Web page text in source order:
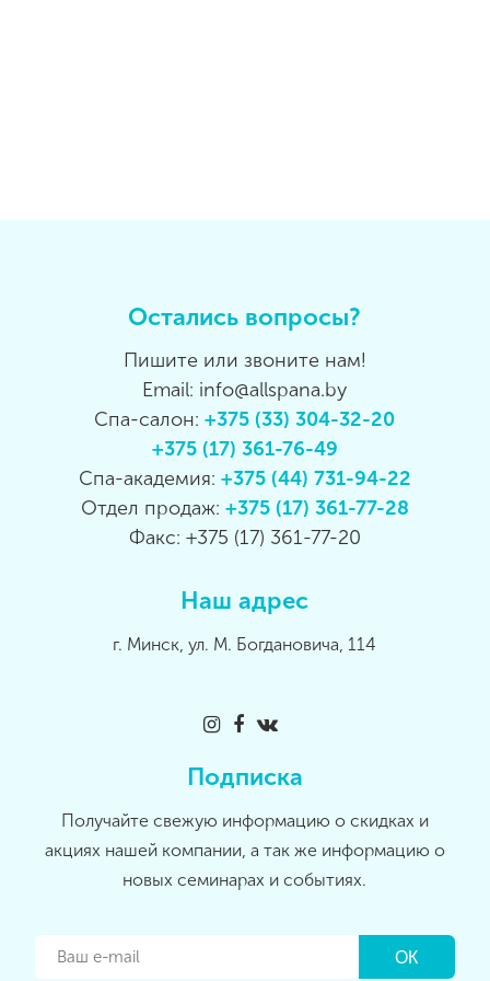
Остались вопросы?
Пишите или звоните нам!
Email: info@allspana.by
Спа-салон:+375 (33) 304-32-20
+375 (17) 361-76-49
Спа-академия: +375 (44) 731-94-22
Отдел продаж: +375 (17) 361-77-28
Факс: +375 (17) 361-77-20
Наш адрес
г. Минск, ул. М. Богдановича, 114
Подписка
Получайте свежую информацию о скидках и
акциях нашей компании, а так же информацию о
новых семинарах и событиях.